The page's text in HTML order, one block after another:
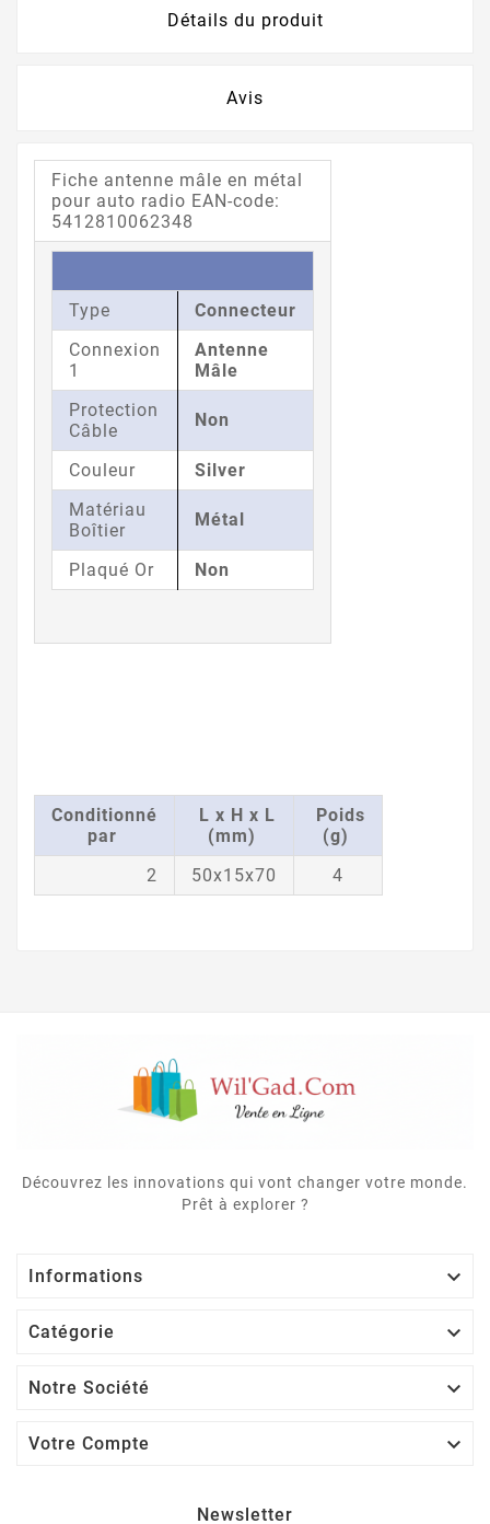
Détails du produit
Avis
Fiche antenne mâle en métal
pour auto radio EAN-code:
5412810062348
Type
Connecteur
Connexion
1
Antenne
Mâle
Protection
Câble
Non
Couleur
Silver
Matériau
Boîtier
Métal
Plaqué Or Non
Conditionné
par
L x H x L
(mm)
Poids
(g)
2
50x15x70 4
Découvrez les innovations qui vont changer votre monde.
Prêt à explorer ?
Informations 
Catégorie 
Notre Société 
Votre Compte 
Newsletter